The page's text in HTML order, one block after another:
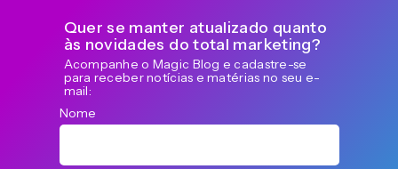
Quer se manter atualizado quanto
às novidades do total marketing?
Acompanhe o Magic Blog e cadastre-se
para receber notícias e matérias no seu e-
mail:
Nome